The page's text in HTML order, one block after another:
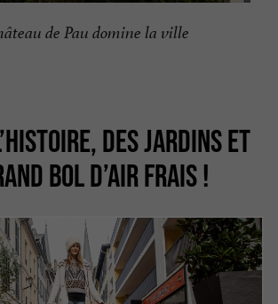
de Pau domine la ville
DES JARDINS ET
BOL D’AIR FRAIS !